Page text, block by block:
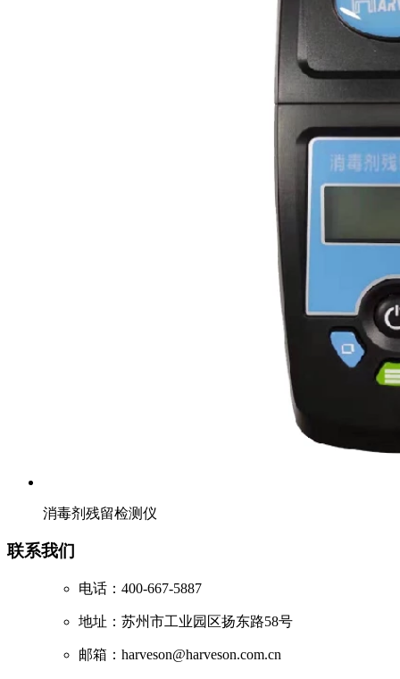
消毒剂残留检测仪
联系我们
电话：400-667-5887
地址：苏州市工业园区扬东路58号
邮箱：harveson@harveson.com.cn